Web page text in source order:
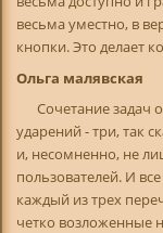
весьма уместно, в
кнопки. Это делает
Ольга малявская
Сочетание задач
ударений - три, так
и, несомненно, не
пользователей. И
каждый из трех
четко возложенные